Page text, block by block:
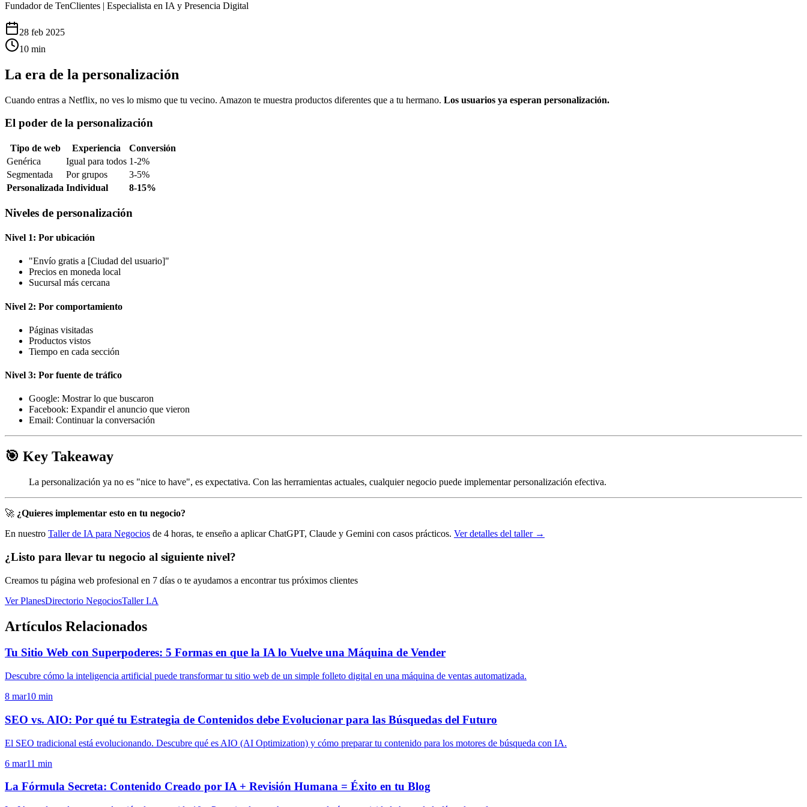
Fundador de TenClientes | Especialista en IA y Presencia Digital
28 feb 2025
10 min
La era de la personalización
Cuando entras a Netflix, no ves lo mismo que tu vecino. Amazon te muestra productos diferentes que a tu hermano. Los usuarios ya esperan personalización.
El poder de la personalización
Tipo de web Experiencia
Conversión
Genérica
Igual para todos 1-2%
Segmentada
Por grupos
3-5%
Personalizada Individual 8-15%
Niveles de personalización
Nivel 1: Por ubicación
"Envío gratis a [Ciudad del usuario]"
Precios en moneda local
Sucursal más cercana
Nivel 2: Por comportamiento
Páginas visitadas
Productos vistos
Tiempo en cada sección
Nivel 3: Por fuente de tráfico
Google: Mostrar lo que buscaron
Facebook: Expandir el anuncio que vieron
Email: Continuar la conversación
🎯 Key Takeaway
La personalización ya no es "nice to have", es expectativa. Con las herramientas actuales, cualquier negocio puede implementar personalización efectiva.
🚀 ¿Quieres implementar esto en tu negocio?
En nuestro Taller de IA para Negocios de 4 horas, te enseño a aplicar ChatGPT, Claude y Gemini con casos prácticos. Ver detalles del taller →
¿Listo para llevar tu negocio al siguiente nivel?
Creamos tu página web profesional en 7 días o te ayudamos a encontrar tus próximos clientes
Ver PlanesDirectorio NegociosTaller I.A
Artículos Relacionados
Tu Sitio Web con Superpoderes: 5 Formas en que la IA lo Vuelve una Máquina de Vender
Descubre cómo la inteligencia artificial puede transformar tu sitio web de un simple folleto digital en una máquina de ventas automatizada.
8 mar10 min
SEO vs. AIO: Por qué tu Estrategia de Contenidos debe Evolucionar para las Búsquedas del Futuro
El SEO tradicional está evolucionando. Descubre qué es AIO (AI Optimization) y cómo preparar tu contenido para los motores de búsqueda con IA.
6 mar11 min
La Fórmula Secreta: Contenido Creado por IA + Revisión Humana = Éxito en tu Blog